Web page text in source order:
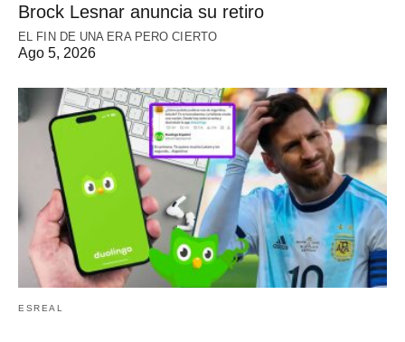
Brock Lesnar anuncia su retiro
EL FIN DE UNA ERA PERO CIERTO
Ago 5, 2026
ESREAL